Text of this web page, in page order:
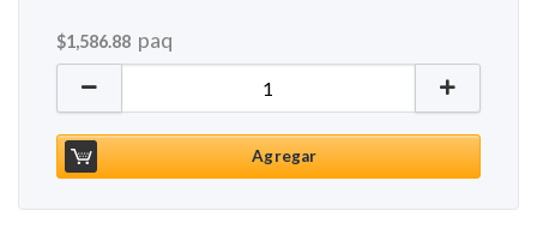
$1,586.88 paq
Custom Stainless BBQ Tool Set Big Green Egg
Agregar